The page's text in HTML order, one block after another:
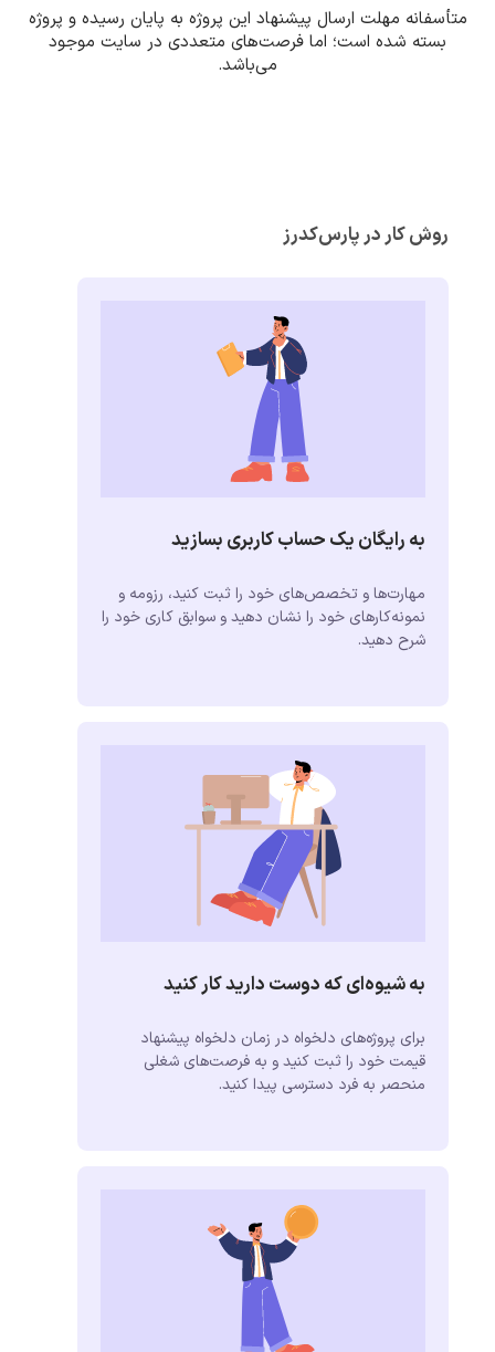
متأسفانه مهلت ارسال پیشنهاد این پروژه به پایان رسیده و پروژه
بسته شده است؛ اما فرصت‌های متعددی در سایت موجود
می‌باشد.
روش کار در پارس‌کدرز
به رایگان یک حساب کاربری بسازید
مهارت‌ها و تخصص‌های خود را ثبت کنید، رزومه و
نمونه‌کارهای خود را نشان دهید و سوابق کاری خود را
شرح دهید.
به شیوه‌ای که دوست دارید کار کنید
برای پروژه‌های دلخواه در زمان دلخواه پیشنهاد
قیمت خود را ثبت کنید و به فرصت‌های شغلی
منحصر به فرد دسترسی پیدا کنید.